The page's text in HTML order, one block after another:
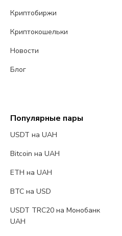
Криптобиржи
Криптокошельки
Новости
Блог
Популярные пары
USDT на UAH
Bitcoin на UAH
ETH на UAH
BTC на USD
USDT TRC20 на Монобанк
UAH